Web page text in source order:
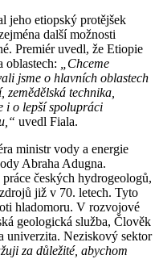
jeho etiopský protějšek
další možnosti
Premiér uvedl, že Etiopie
oblastech:
„Chceme
jsme o hlavních oblastech
technika,
i o lepší spolupráci
uvedl Fiala.
ministr vody a energie
Abraha Adugna.
českých hydrogeologů,
již v 70. letech. Tyto
hladomoru. V rozvojové
geologická služba, Člověk
univerzita. Neziskový sektor
za důležité, abychom